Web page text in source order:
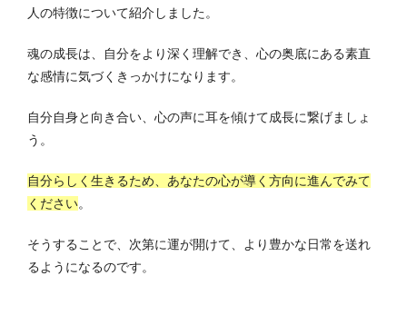
人の特徴について紹介しました。
魂の成長は、自分をより深く理解でき、心の奥底にある素直
な感情に気づくきっかけになります。
自分自身と向き合い、心の声に耳を傾けて成長に繋げましょ
う。
自分らしく生きるため、あなたの心が導く方向に進んでみて
ください。
そうすることで、次第に運が開けて、より豊かな日常を送れ
るようになるのです。